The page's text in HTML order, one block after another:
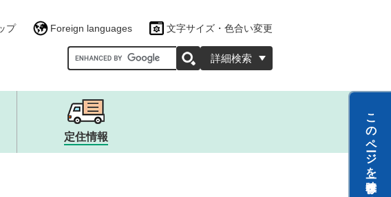
プ Foreign languages 文字サイズ・色合い変更
Googleカスタム検索
詳細検索
境・ごみ
・文化・スポーツ
景・スポット
・イメージキャラクター
聴
・人事
定住情報 このページを一時保存する